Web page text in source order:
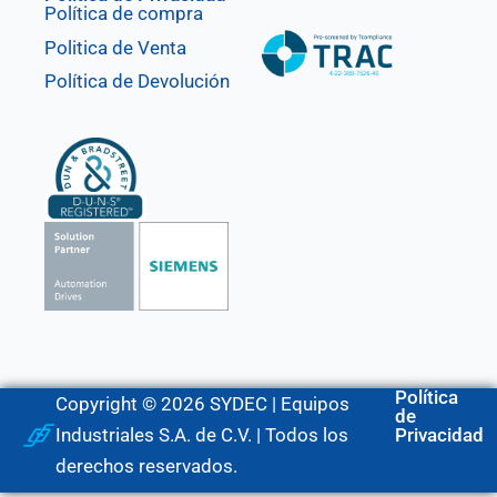
Política de compra
Politica de Venta
Política de Devolución
Copyright © 2026 SYDEC | Equipos
Industriales S.A. de C.V. | Todos los
derechos reservados.
Política
de
Privacidad